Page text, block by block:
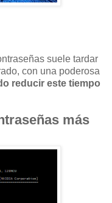
suele tardar
con una poderosa
reducir este tiempo
más